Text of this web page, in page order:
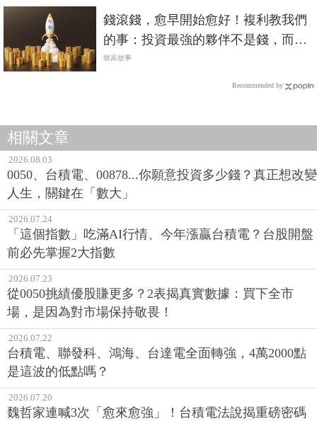
錢滾錢，愈早開始愈好！複利教我們
的事：投資最強的夥伴不是錢，而是
時間
致富故事
Recommended by
相關文章
2026.08.03
0050、台積電、00878...你願意投資多少錢？真正想改變
人生，關鍵在「數大」
2026.07.24
「這個指數」吃滿AI行情、今年漲贏台積電？台股開盤
前必先掌握2大指數
2026.07.23
從0050挑績優股賺更多？2表揭真實數據：買下全市
場，是因為對市場保持敬畏！
2026.07.22
台積電、聯發科、鴻海、台達電全面轉強，4萬2000點
是這波的低點嗎？
2026.07.20
魏哲家連喊3次「愈來愈強」！台積電法說揭重磅密碼